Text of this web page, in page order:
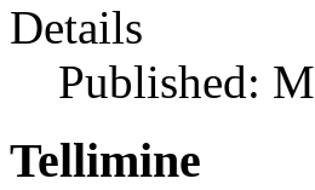
Details
Published:
Tellimine